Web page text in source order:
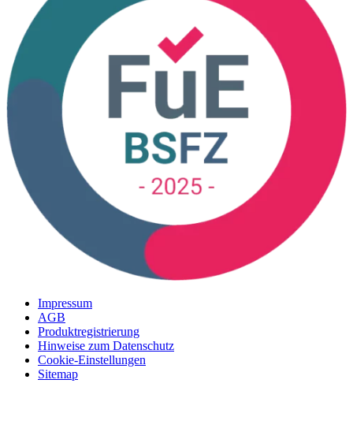
Impressum
AGB
Produktregistrierung
Hinweise zum Datenschutz
Cookie-Einstellungen
Sitemap